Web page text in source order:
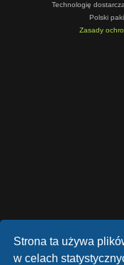
Strona ta używa
w celach
Technologię dostarcza
Polski
Zasady